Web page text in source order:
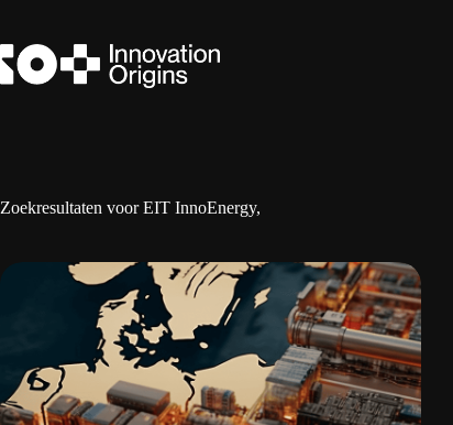
de
inhoud
Zoekresultaten voor EIT InnoEnergy,